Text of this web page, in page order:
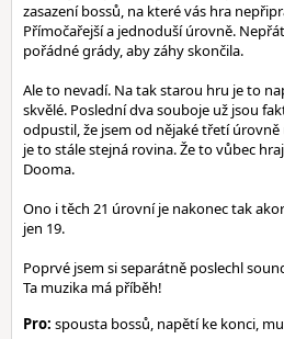
zasazení bossů, na které vás hra
Přímočařejší a jednoduší úrovně.
pořádné grády, aby záhy skončila.
Ale to nevadí. Na tak starou hru je to
skvělé. Poslední dva souboje už jsou
odpustil, že jsem od nějaké třetí úrovně
je to stále stejná rovina. Že to vůbec
Dooma.
Ono i těch 21 úrovní je nakonec tak
jen 19.
Poprvé jsem si separátně poslechl
Ta muzika má příběh!
Pro: spousta bossů, napětí ke konci,